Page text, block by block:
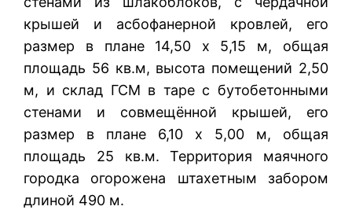
крышей и асбофанерной кровлей, его
размер в плане 14,50 х 5,15 м, общая
площадь 56 кв.м, высота помещений 2,50
м, и склад ГСМ в таре с бутобетонными
стенами и совмещённой крышей, его
размер в плане 6,10 х 5,00 м, общая
площадь 25 кв.м. Территория маячного
городка огорожена штахетным забором
длиной 490 м.